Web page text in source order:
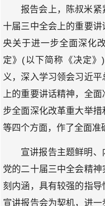
报告会上，陈叔米
十届三中全会上的重要
央关于进一步全面深化
定》(以下简称《决定
义，深入学习领会习近
上的重要讲话精神，全
步全面深化改革重大举
等四个方面，作了全面准
宣讲报告主题鲜明
党的二十届三中全会精
刻内涵，具有较强的指
宣讲报告会为契机，进